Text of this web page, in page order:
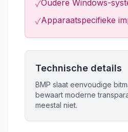
✓Oudere Windows-
✓Apparaatspecifieke
Technische details
BMP slaat eenvoudige
bewaart moderne
meestal niet.